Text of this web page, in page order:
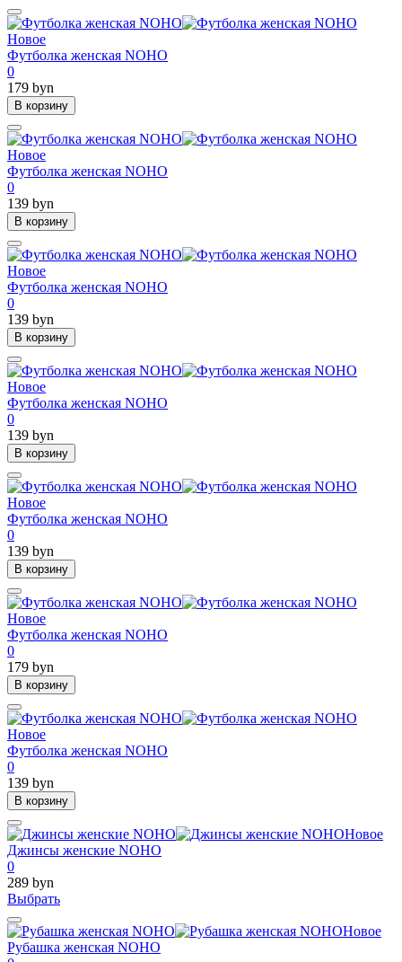
Новое
Футболка женская NOHO
0
179 byn
В корзину
Новое
Футболка женская NOHO
0
139 byn
В корзину
Новое
Футболка женская NOHO
0
139 byn
В корзину
Новое
Футболка женская NOHO
0
139 byn
В корзину
Новое
Футболка женская NOHO
0
139 byn
В корзину
Новое
Футболка женская NOHO
0
179 byn
В корзину
Новое
Футболка женская NOHO
0
139 byn
В корзину
Новое
Джинсы женские NOHO
0
289 byn
Выбрать
Новое
Рубашка женская NOHO